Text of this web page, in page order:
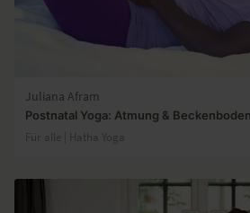
Juliana Afram
Postnatal Yoga: Atmung &
Für alle | Hatha Yoga